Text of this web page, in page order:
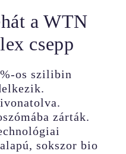
a WTN
csepp
os szilibin
zárták.
sokszor bio